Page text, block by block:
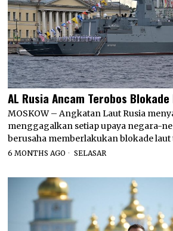
AL Rusia Ancam Terobos
MOSKOW – Angkatan Laut Rusia
menggagalkan setiap upaya negara-
berusaha memberlakukan blokade
6 MONTHS AGO SELASAR